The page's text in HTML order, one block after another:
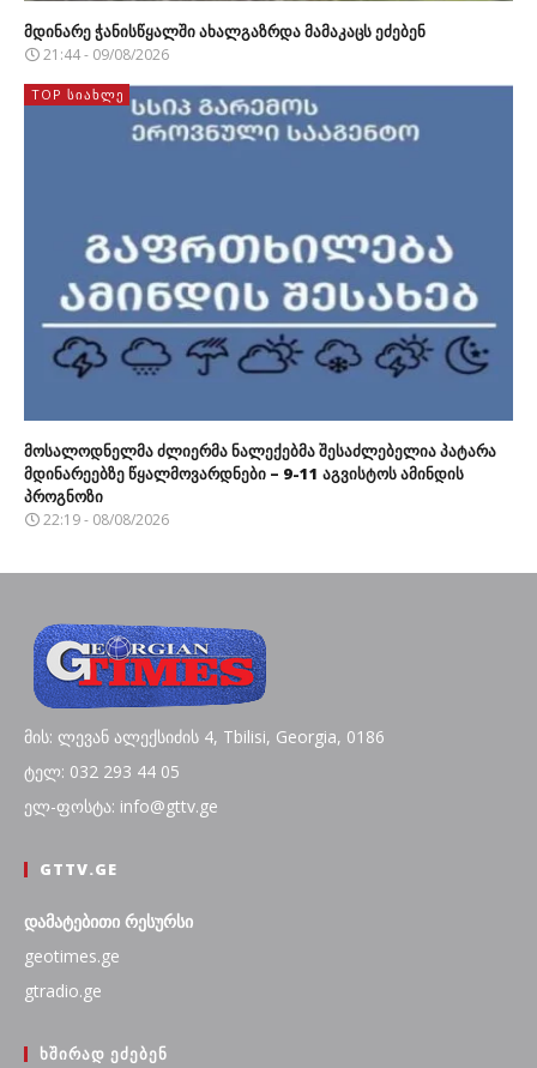
მდინარე ჭანისწყალში ახალგაზრდა მამაკაცს ეძებენ
21:44 - 09/08/2026
TOP ᲡᲘᲐᲮᲚᲔ
მოსალოდნელმა ძლიერმა ნალექებმა შესაძლებელია პატარა
მდინარეებზე წყალმოვარდნები – 9-11 აგვისტოს ამინდის
პროგნოზი
22:19 - 08/08/2026
მის: ლევან ალექსიძის 4, Tbilisi, Georgia, 0186
ტელ: 032 293 44 05
ელ-ფოსტა: info@gttv.ge
GTTV.GE
დამატებითი რესურსი
geotimes.ge
gtradio.ge
ᲮᲨᲘᲠᲐᲓ ᲔᲫᲔᲑᲔᲜ